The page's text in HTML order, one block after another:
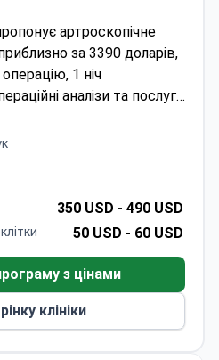
артроскопічне
за 3390 доларів,
1 ніч
аналізи та послуги
акредитована JCI,
стандартів безпеки
на ортопедичну
рівня зі швидким
відновлюють
з аеропорту спрощує
відвідувачів.
350 USD - 490 USD
50 USD - 60 USD
з цінами
клініки